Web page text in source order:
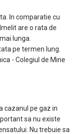
In comparatie cu
are o rata de
lunga.
pe termen lung.
- Colegiul de Mine
cazanul pe gaz in
sa nu existe
Nu trebuie sa